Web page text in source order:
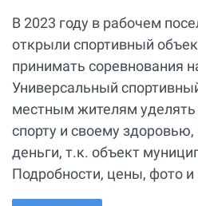
В 2023 году в рабочем
открыли спортивный
принимать соревнования
Универсальный
местным жителям
спорту и своему
деньги, т.к. объект
Подробности, цены, фото и